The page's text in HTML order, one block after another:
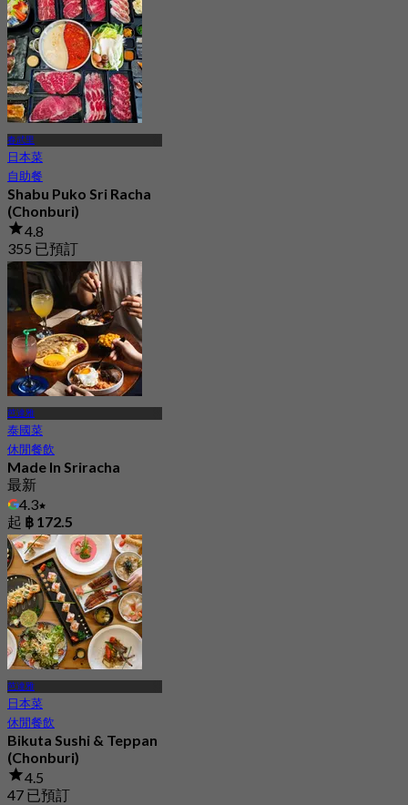
春武里
日本菜
自助餐
Shabu Puko Sri Racha
(Chonburi)
4.8
355 已預訂
起฿ 499
芭達雅
泰國菜
休閒餐飲
Made In Sriracha
最新
4.3
起 ฿ 172.5
芭達雅
日本菜
休閒餐飲
Bikuta Sushi & Teppan
(Chonburi)
4.5
47 已預訂